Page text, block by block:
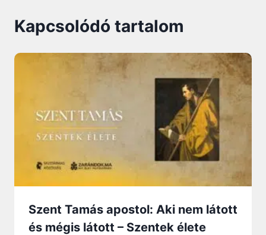
Kapcsolódó tartalom
Szent Tamás apostol: Aki nem látott
és mégis látott – Szentek élete